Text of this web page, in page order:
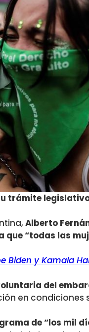
trámite
Alberto
que “todas las
Biden y Kamala
del
en condiciones
de “los mil